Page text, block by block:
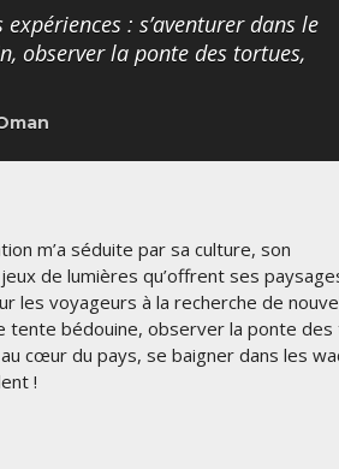
: s’aventurer dans le
observer la ponte des tortues,
m’a séduite par sa culture, son
de lumières qu’offrent ses
les voyageurs à la recherche de
tente bédouine, observer la ponte
cœur du pays, se baigner dans les
!